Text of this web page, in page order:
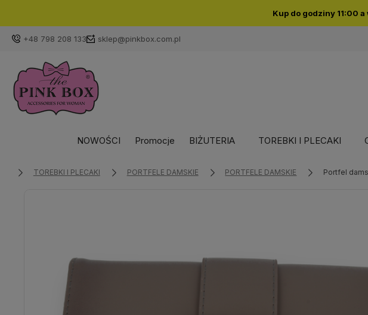
Kup do godziny 11:00
+48 798 208 133 sklep@pinkbox.com.pl
NOWOŚCI Promocje BIŻUTERIA TOREBKI I PLECAKI
TOREBKI I PLECAKI PORTFELE DAMSKIE PORTFELE DAMSKIE Portfel